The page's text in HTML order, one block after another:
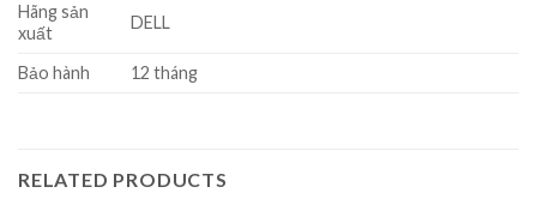
Hãng sản
xuất
DELL
Bảo hành 12 tháng
RELATED PRODUCTS